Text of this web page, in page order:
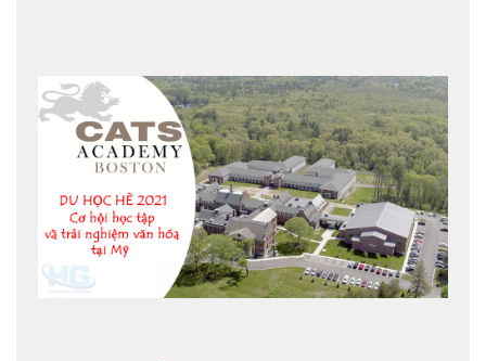
Khoa học máy tính…Trường cũng được bình chọn
là một trong những ngôi trường đáng học nhất
trong khu vực các nước ASEAN và Châu Á.Xem
thêm